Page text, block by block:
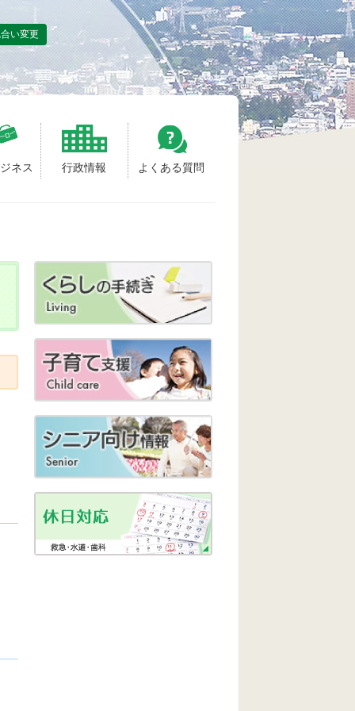
ネス 行政情報 よくある質問
い変更